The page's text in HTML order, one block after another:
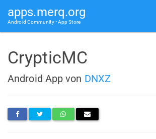
apps.merq.org
Android Community • App Store
CrypticMC
Android App von DNXZ